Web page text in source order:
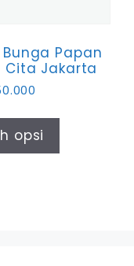
Bunga Papan
Cita Jakarta
opsi
Produk
memiliki